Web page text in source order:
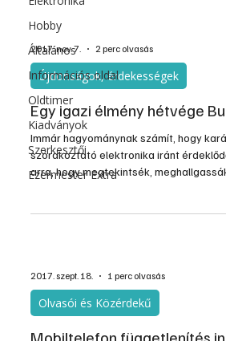
Hobby
Általános
Információs oldal
Oldtimer
Kiadványok
Szerkesztői
Ezermester Extra
2017. nov. 7. 2 perc olvasás
Újdonságok, érdekességek
Egy igazi élmény hétvége
Immár hagyománynak számít, hogy
szórakoztató elektronika iránt
arra, hogy megtekintsék,
2017. szept. 18. 1 perc olvasás
Olvasói és Közérdekű